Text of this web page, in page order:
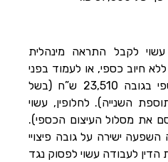
לקבל התראה מינהלית
חיוב כספי, או לעמוד בפני
דרישת תשלום לעיצום כספי בגובה 23,510 ש”ח (בשל
השנייה). לחלופין, עשוי
את מסלול העיצום הכספי).
ישירה על גובה פיצויי
לעבודה עשוי לפסוק נגד